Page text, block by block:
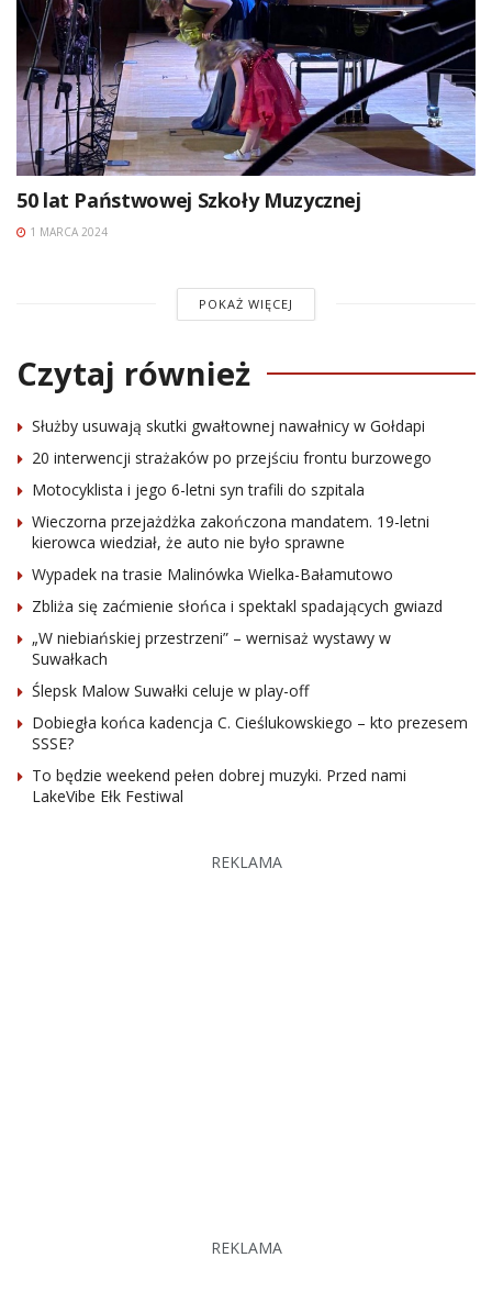
50 lat Państwowej Szkoły Muzycznej
1 MARCA 2024
POKAŻ WIĘCEJ
Czytaj również
Służby usuwają skutki gwałtownej nawałnicy w Gołdapi
20 interwencji strażaków po przejściu frontu burzowego
Motocyklista i jego 6-letni syn trafili do szpitala
Wieczorna przejażdżka zakończona mandatem. 19-letni
kierowca wiedział, że auto nie było sprawne
Wypadek na trasie Malinówka Wielka-Bałamutowo
Zbliża się zaćmienie słońca i spektakl spadających gwiazd
„W niebiańskiej przestrzeni” – wernisaż wystawy w
Suwałkach
Ślepsk Malow Suwałki celuje w play-off
Dobiegła końca kadencja C. Cieślukowskiego – kto prezesem
SSSE?
To będzie weekend pełen dobrej muzyki. Przed nami
LakeVibe Ełk Festiwal
REKLAMA
REKLAMA